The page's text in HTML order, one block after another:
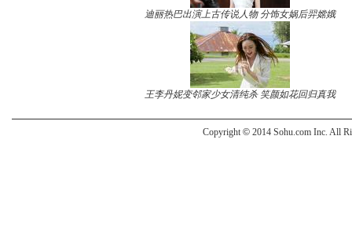
迪丽热巴出演上古传说人物 分饰女娲后羿嫦娥
王李丹妮变邻家少女清纯杀 笑颜如花回归真我
Copyright © 2014 Sohu.com Inc. All